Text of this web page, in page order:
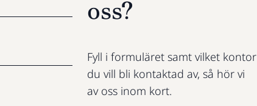
oss?
Fyll i formuläret samt vilket kontor
du vill bli kontaktad av, så hör vi
av oss inom kort.